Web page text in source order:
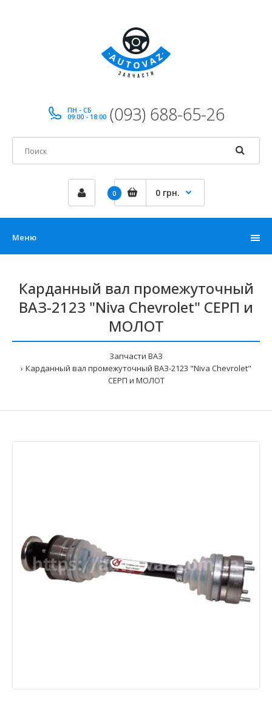
ПН - СБ
09:00 - 18:00 (093) 688-65-26
0 0 грн.
Меню
Карданный вал промежуточный
ВАЗ-2123 "Niva Chevrolet" СЕРП и
МОЛОТ
Запчасти ВАЗ
Карданный вал промежуточный ВАЗ-2123 "Niva Chevrolet"
СЕРП и МОЛОТ